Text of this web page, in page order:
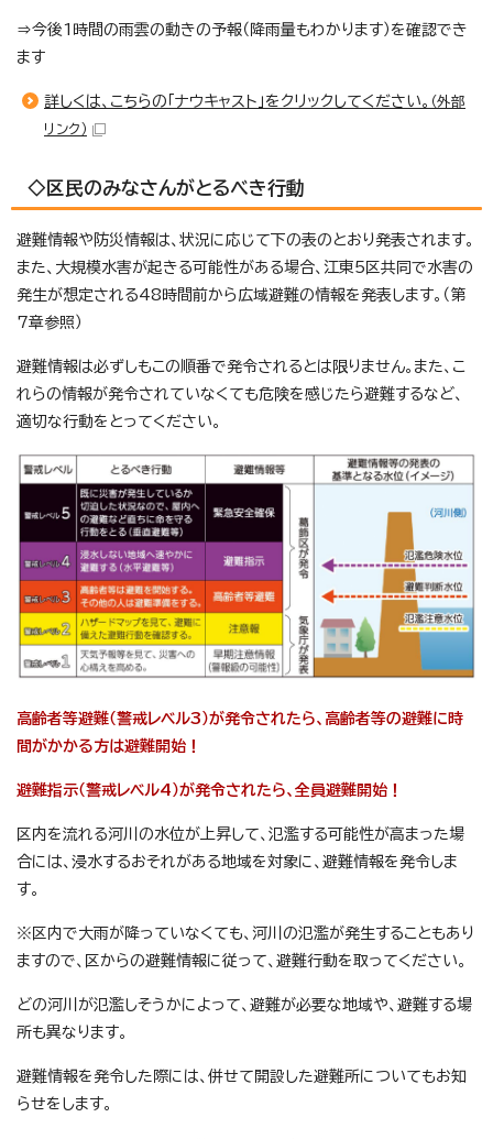
⇒今後1時間の雨雲の動きの予報（降雨量もわかります）を確認でき
ます
詳しくは、こちらの「ナウキャスト」をクリックしてください。 （外部
リンク）
◇区民のみなさんがとるべき行動
避難情報や防災情報は、状況に応じて下の表のとおり発表されます。
また、大規模水害が起きる可能性がある場合、江東5区共同で水害の
発生が想定される48時間前から広域避難の情報を発表します。（第
7章参照）
避難情報は必ずしもこの順番で発令されるとは限りません。また、こ
れらの情報が発令されていなくても危険を感じたら避難するなど、
適切な行動をとってください。
高齢者等避難（警戒レベル3）が発令されたら、高齢者等の避難に時
間がかかる方は避難開始！
避難指示（警戒レベル4）が発令されたら、全員避難開始！
区内を流れる河川の水位が上昇して、氾濫する可能性が高まった場
合には、浸水するおそれがある地域を対象に、避難情報を発令しま
す。
※区内で大雨が降っていなくても、河川の氾濫が発生することもあり
ますので、区からの避難情報に従って、避難行動を取ってください。
どの河川が氾濫しそうかによって、避難が必要な地域や、避難する場
所も異なります。
避難情報を発令した際には、併せて開設した避難所についてもお知
らせをします。